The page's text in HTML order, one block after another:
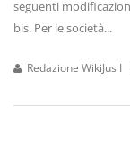
seguenti
bis. Per le società...
Redazione WikiJus I